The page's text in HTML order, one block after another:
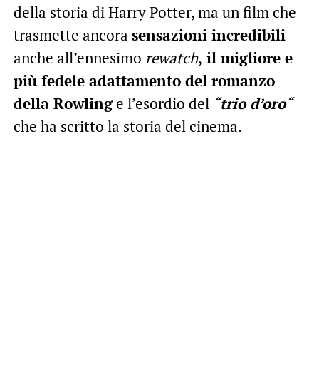
della storia di Harry Potter, ma un film che
trasmette ancora sensazioni incredibili
anche all’ennesimo rewatch, il migliore e
più fedele adattamento del romanzo
della Rowlinge l’esordio del “trio d’oro“
che ha scritto la storia del cinema.